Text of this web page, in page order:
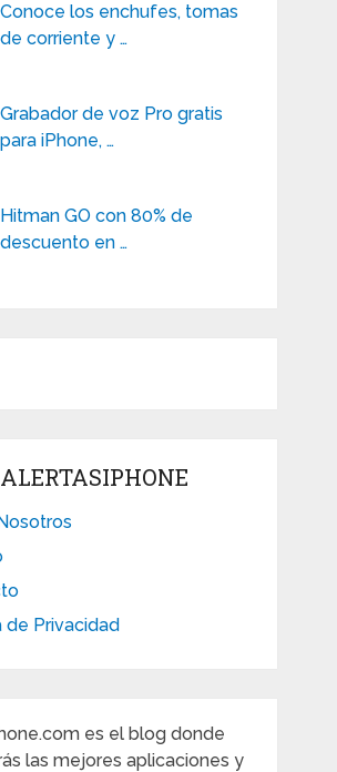
Conoce los enchufes, tomas
de corriente y …
Grabador de voz Pro gratis
para iPhone, …
Hitman GO con 80% de
descuento en …
de Privacidad
es el blog donde
las mejores aplicaciones y